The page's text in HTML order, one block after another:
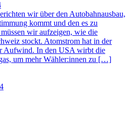
wir über den Autobahnausbau,
kommt und den es zu
wir aufzeigen, wie die
stockt. Atomstrom hat in der
Aufwind. In den USA wirbt die
um mehr Wähler:innen zu […]